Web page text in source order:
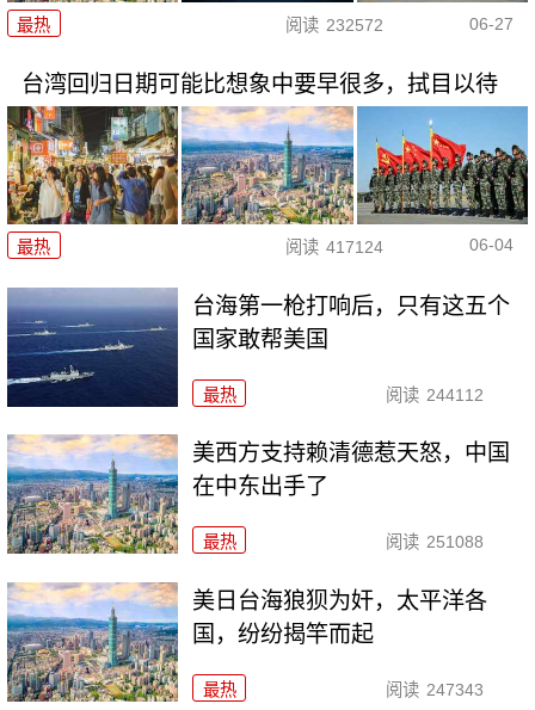
最热 阅读 232572 06-27
台湾回归日期可能比想象中要早很多，拭目以待
最热 阅读 417124 06-04
台海第一枪打响后，只有这五个
国家敢帮美国
最热 阅读 244112
美西方支持赖清德惹天怒，中国
在中东出手了
最热 阅读 251088
美日台海狼狈为奸，太平洋各
国，纷纷揭竿而起
最热 阅读 247343